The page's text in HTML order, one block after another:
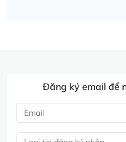
Đăng ký email để